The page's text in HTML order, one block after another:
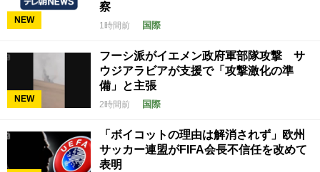
NEW
察
1時間前 国際
NEW
フーシ派がイエメン政府軍部隊攻撃 サ
ウジアラビアが支援で「攻撃激化の準
備」と主張
2時間前 国際
「ボイコットの理由は解消されず」欧州
サッカー連盟がFIFA会長不信任を改めて
表明